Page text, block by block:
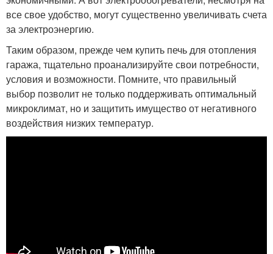
все свое удобство, могут существенно увеличивать счета
за электроэнергию.
Таким образом, прежде чем купить печь для отопления
гаража, тщательно проанализируйте свои потребности,
условия и возможности. Помните, что правильный
выбор позволит не только поддерживать оптимальный
микроклимат, но и защитить имущество от негативного
воздействия низких температур.